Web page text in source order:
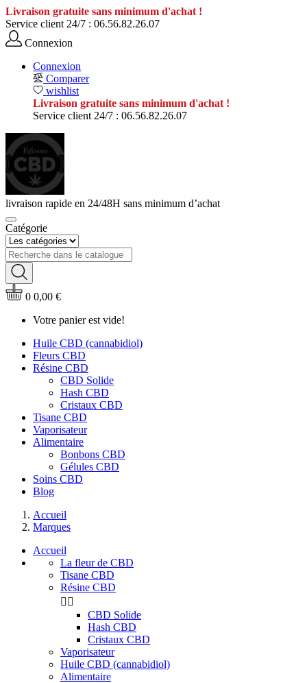
Livraison gratuite sans minimum d'achat !
Service client 24/7 : 06.56.82.26.07
Connexion
Connexion
Comparer
wishlist
Livraison gratuite sans minimum d'achat !
Service client 24/7 : 06.56.82.26.07
livraison rapide en 24/48H sans minimum d’achat
Catégorie
0 0,00 €
Votre panier est vide!
Huile CBD (cannabidiol)
Fleurs CBD
Résine CBD
CBD Solide
Hash CBD
Cristaux CBD
Tisane CBD
Vaporisateur
Alimentaire
Bonbons CBD
Gélules CBD
Soins CBD
Blog
Accueil
Marques
Accueil
La fleur de CBD
Tisane CBD
Résine CBD
 
CBD Solide
Hash CBD
Cristaux CBD
Vaporisateur
Huile CBD (cannabidiol)
Alimentaire